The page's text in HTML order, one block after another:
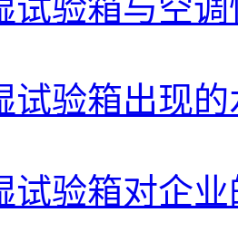
试验箱与空
试验箱出现
试验箱对企